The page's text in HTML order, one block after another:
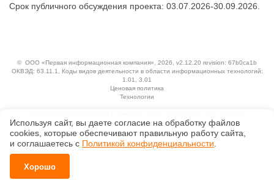
Срок публичного обсуждения проекта: 03.07.2026-30.09.2026.
© ООО «Первая информационная компания» , 2026, v2.12.20 revision: 67b0ca1b
ОКВЭД: 63.11.1, Коды видов деятельности в области информационных технологий:
1.01, 3.01
Ценовая политика
Технологии
Положение по обработке и защите персональных данных
Справка о регистрации продуктов АО «Кодекс» в Реестре российского программного
обеспечения
Используя сайт, вы даете согласие на обработку файлов
сооkiеs, которые обеспечивают правильную работу сайта,
и соглашаетесь с Политикой конфиденциальности.
Хорошо